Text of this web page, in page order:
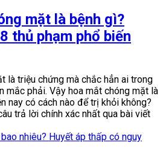
mặt là bệnh gì?
thủ phạm phổ biến
là triệu chứng mà chắc hẳn ai trong
mắc phải. Vậy hoa mắt chóng mặt là
nay có cách nào để trị khỏi không?
trả lời chính xác nhất qua bài viết